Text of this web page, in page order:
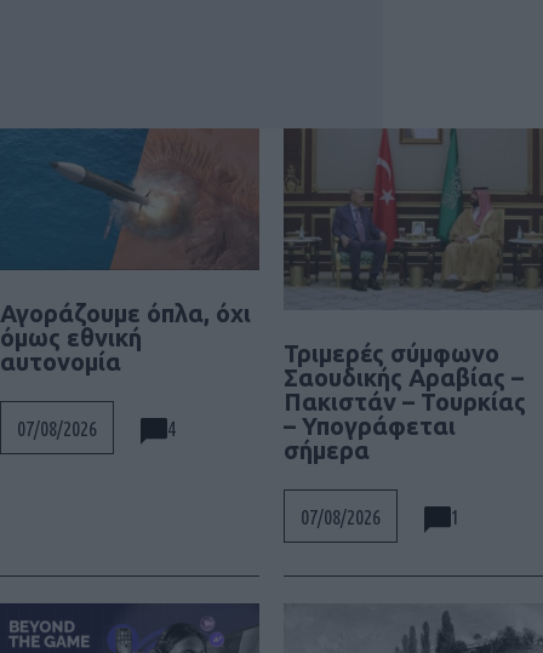
Αγοράζουμε όπλα, όχι
όμως εθνική
αυτονομία
07/08/2026 4
Τριμερές σύμφωνο
Σαουδικής Αραβίας –
Πακιστάν – Τουρκίας
– Υπογράφεται
σήμερα
07/08/2026 1